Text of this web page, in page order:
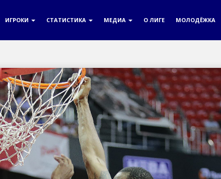
ИГРОКИ СТАТИСТИКА МЕДИА О ЛИГЕ МОЛОДЁЖКА